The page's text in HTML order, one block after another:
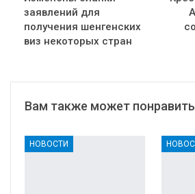
заявлений для
получения шенгенских
виз некоторых стран
Вам также может
НОВОСТИ